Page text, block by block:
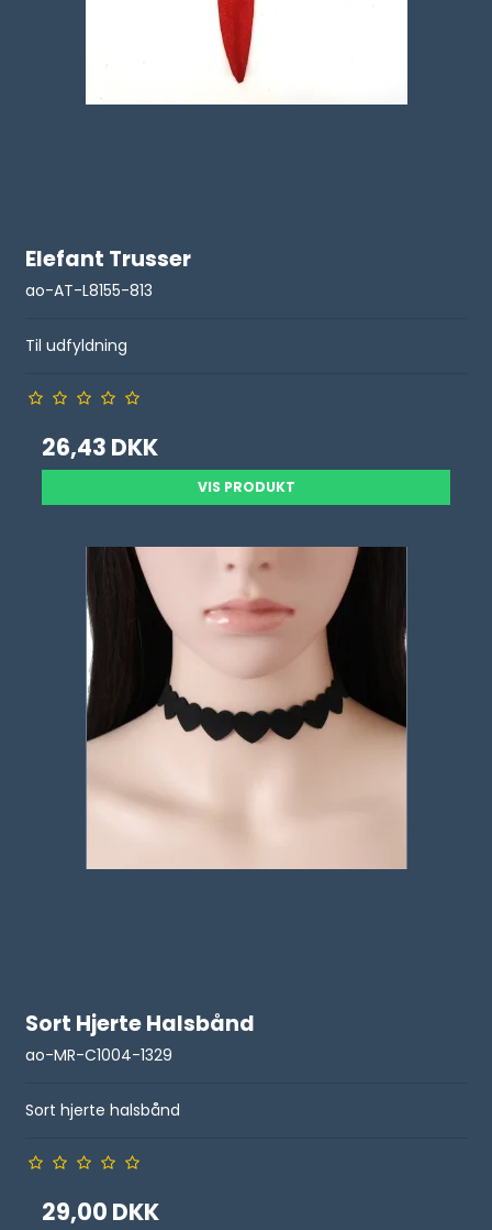
Elefant Trusser
ao-AT-L8155-813
Til udfyldning
26,43 DKK
VIS PRODUKT
Sort Hjerte Halsbånd
ao-MR-C1004-1329
Sort hjerte halsbånd
29,00 DKK